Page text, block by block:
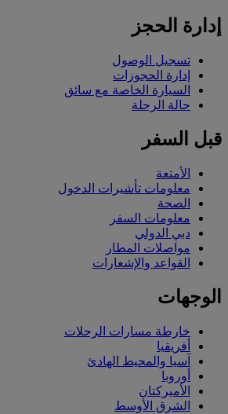
إدارة الحجز
تسجيل الوصول
إدارة الحجوزات
السيارة الخاصة مع سائق
حالة الرحلة
قبل السفر
الأمتعة
معلومات تأشيرات الدخول
الصحة
معلومات السفر
دبي الدولي
مواصلات المطار
القواعد والإشعارات
الوجهات
خارطة مسارات الرحلات
أفريقيا
آسيا والمحيط الهادئ
أوروبا
الأميركتان
الشرق الأوسط